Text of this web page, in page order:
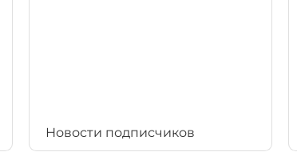
Новости подписчиков